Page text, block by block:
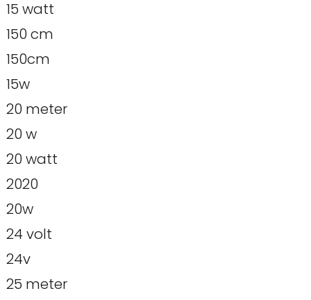
15 watt
150 cm
150cm
15w
20 meter
20 w
20 watt
2020
20w
24 volt
24v
25 meter